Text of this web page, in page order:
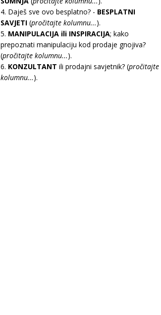
4. Daješ sve ovo besplatno? - BESPLATNI
SAVJETI(pročitajte kolumnu...).
5. MANIPULACIJA ili INSPIRACIJA; kako
prepoznati manipulaciju kod prodaje gnojiva?
(pročitajte kolumnu...).
6. KONZULTANT ili prodajni savjetnik? (pročitajte
kolumnu...).